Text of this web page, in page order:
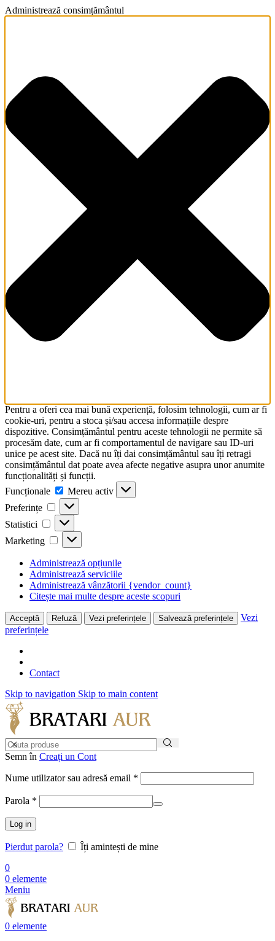
Administrează consimțământul
Pentru a oferi cea mai bună experiență, folosim tehnologii, cum ar fi
cookie-uri, pentru a stoca și/sau accesa informațiile despre
dispozitive. Consimțământul pentru aceste tehnologii ne permite să
procesăm date, cum ar fi comportamentul de navigare sau ID-uri
unice pe acest site. Dacă nu îți dai consimțământul sau îți retragi
consimțământul dat poate avea afecte negative asupra unor anumite
funcționalități și funcții.
Funcționale
Mereu activ
Preferințe
Statistici
Marketing
Administrează opțiunile
Administrează serviciile
Administrează vânzătorii {vendor_count}
Citește mai multe despre aceste scopuri
Acceptă Refuză Vezi preferințele Salvează preferințele
Vezi
preferințele
Contact
Skip to navigation Skip to main content
Semn în Creați un Cont
Nume utilizator sau adresă email *
Parola *
Log in
Pierdut parola?
Îți amintești de mine
0
0 elemente
Meniu
0 elemente